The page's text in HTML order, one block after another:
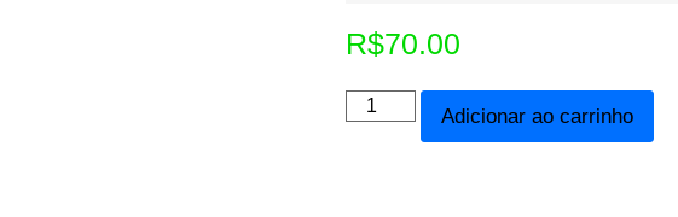
R$70.00
Adicionar ao carrinho